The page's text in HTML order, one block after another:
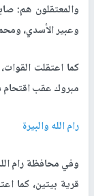
والمعتقلون هم:
وعبير الأسدي،
كما اعتقلت
مبروك عقب
رام الله والبيرة
وفي محافظة رام
قرية بيتين، كما